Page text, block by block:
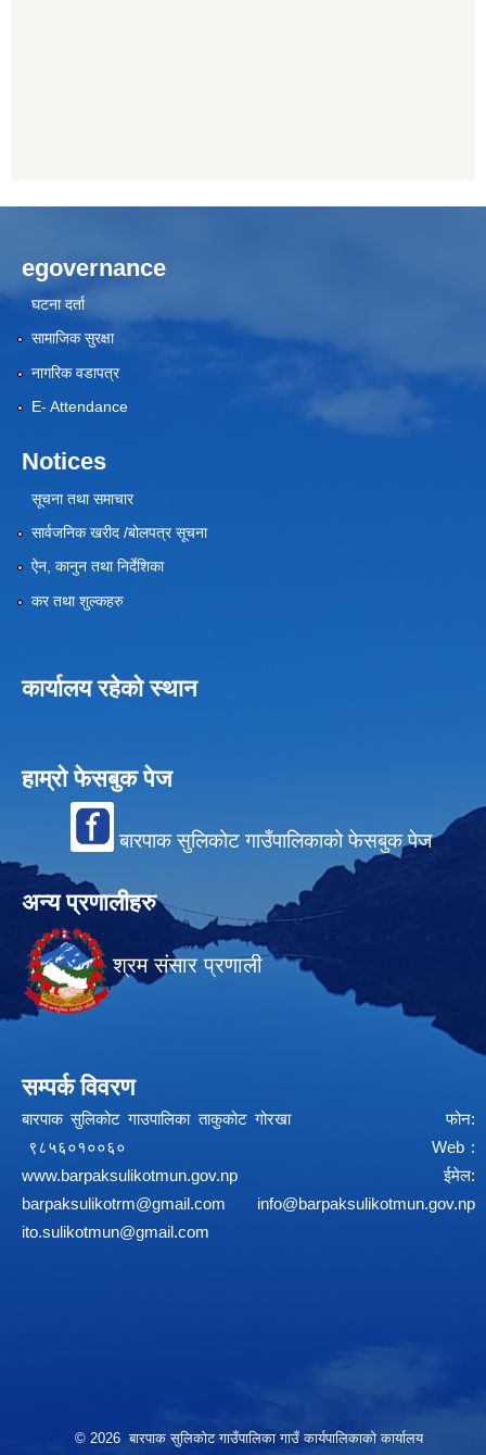
egovernance
घटना दर्ता
सामाजिक सुरक्षा
नागरिक वडापत्र
E- Attendance
Notices
सूचना तथा समाचार
सार्वजनिक खरीद /बोलपत्र सूचना
ऐन, कानुन तथा निर्देशिका
कर तथा शुल्कहरु
कार्यालय रहेको स्थान
हाम्रो फेसबुक पेज
बारपाक सुलिकोट गाउँपालिकाको फेसबुक पेज
अन्य प्रणालीहरु
श्रम संसार प्रणाली
सम्पर्क विवरण
बारपाक सुलिकोट गाउपालिका ताकुकोट गोरखा फोन:
९८५६०१००६० Web :
www.barpaksulikotmun.gov.np
ईमेल:
barpaksulikotrm@gmail.com
info@barpaksulikotmun.gov.np
ito.sulikotmun@gmail.com
© 2026 बारपाक सुलिकोट गाउँपालिका गाउँ कार्यपालिकाको कार्यालय